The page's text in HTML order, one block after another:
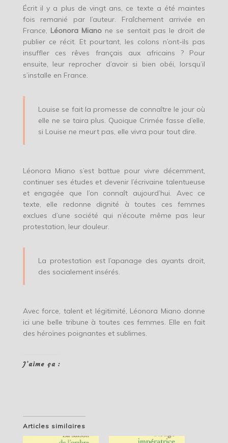
Écrit il y a plus de vingt ans, ce texte a été maintes
fois remanié par l’auteur. Fraîchement arrivée en
France, Léonora Miano ne se sentait pas le droit de
publier ce récit. Et pourtant, les colons n’ont-ils pas
insuffler ces rêves français aux africains ? Pour
ensuite, leur reprocher d’avoir si bien obéi, lorsqu’il
s’installe en France.
Louise se fait la promesse de connaître le jour où
elle ne se taira plus. Quoique Crimée fasse d’elle,
si Louise ne meurt pas, elle vivra pour tout dire.
Léonora Miano s’est battue pour vivre décemment,
continuer ses études et devenir l’écrivaine talentueuse
et engagée que l’on connaît aujourd’hui. Avec ce
texte, elle redonne dignité à toutes ces femmes
exclues d’une société qui n’écoute même pas leur
protestation, leur douleur.
La protestation est l’apanage des ayants droit,
des socialement insérés.
Avec force, talent et légitimité, Léonora Miano donne
ici une belle tribune à toutes ces femmes. Elle en fait
des héroïnes poignantes et sublimes.
J’aime ça :
Articles similaires